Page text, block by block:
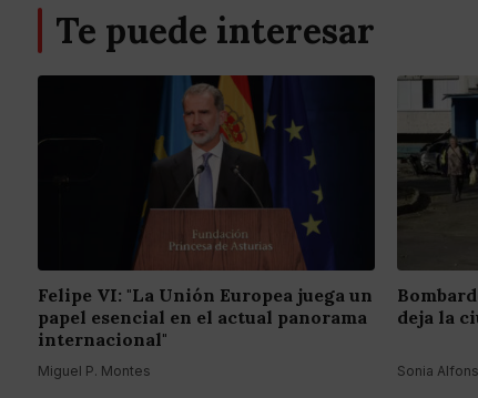
Te puede interesar
Felipe VI: "La Unión Europea juega un
papel esencial en el actual panorama
internacional"
Miguel P. Montes
deja la
Sonia